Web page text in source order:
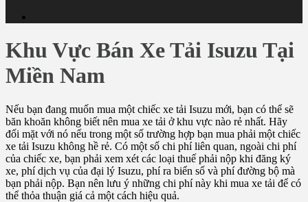
Khu Vực Bán Xe Tải Isuzu Tại
Miền Nam
Nếu bạn đang muốn mua một chiếc xe tải Isuzu mới, bạn có thể sẽ
băn khoăn không biết nên mua xe tải ở khu vực nào rẻ nhất. Hãy
đối mặt với nó nếu trong một số trường hợp bạn mua phải một chiếc
xe tải Isuzu không hề rẻ. Có một số chi phí liên quan, ngoài chi phí
của chiếc xe, bạn phải xem xét các loại thuế phải nộp khi đăng ký
xe, phí dịch vụ của đại lý Isuzu, phí ra biển số và phí đường bộ mà
bạn phải nộp. Bạn nên lưu ý những chi phí này khi mua xe tải để có
thể thỏa thuận giá cả một cách hiệu quả.